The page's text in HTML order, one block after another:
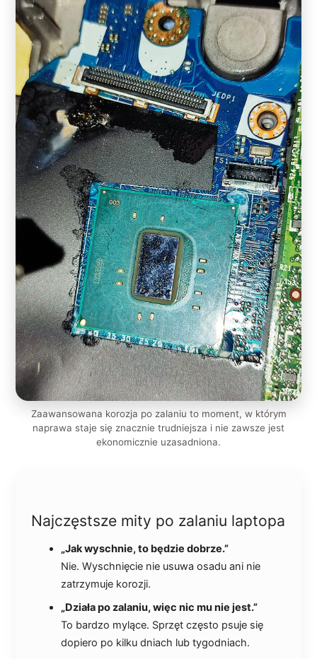
Zaawansowana korozja po zalaniu to moment, w którym
naprawa staje się znacznie trudniejsza i nie zawsze jest
ekonomicznie uzasadniona.
Najczęstsze mity po zalaniu laptopa
„Jak wyschnie, to będzie dobrze.”
Nie. Wyschnięcie nie usuwa osadu ani nie
zatrzymuje korozji.
„Działa po zalaniu, więc nic mu nie jest.”
To bardzo mylące. Sprzęt często psuje się
dopiero po kilku dniach lub tygodniach.